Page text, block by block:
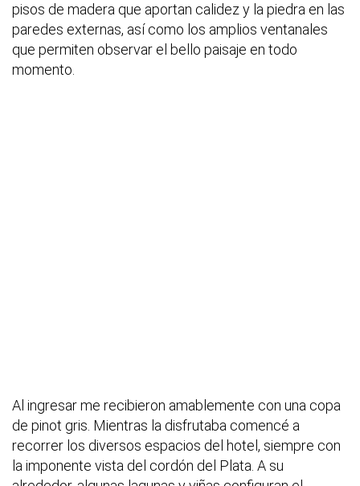
pisos de madera que aportan calidez y la piedra en las
paredes externas, así como los amplios ventanales
que permiten observar el bello paisaje en todo
momento.
Al ingresar me recibieron amablemente con una copa
de pinot gris. Mientras la disfrutaba comencé a
recorrer los diversos espacios del hotel, siempre con
la imponente vista del cordón del Plata. A su